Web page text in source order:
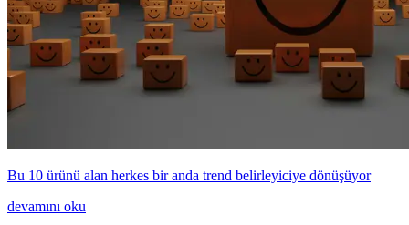
Bu 10 ürünü alan herkes bir anda trend belirleyiciye dönüşüyor
devamını oku